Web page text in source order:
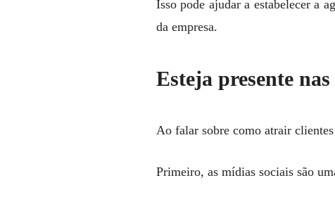
Isso pode ajudar a estabelecer a
da empresa.
Esteja presente
Ao falar sobre como atrair
Primeiro, as mídias sociais são